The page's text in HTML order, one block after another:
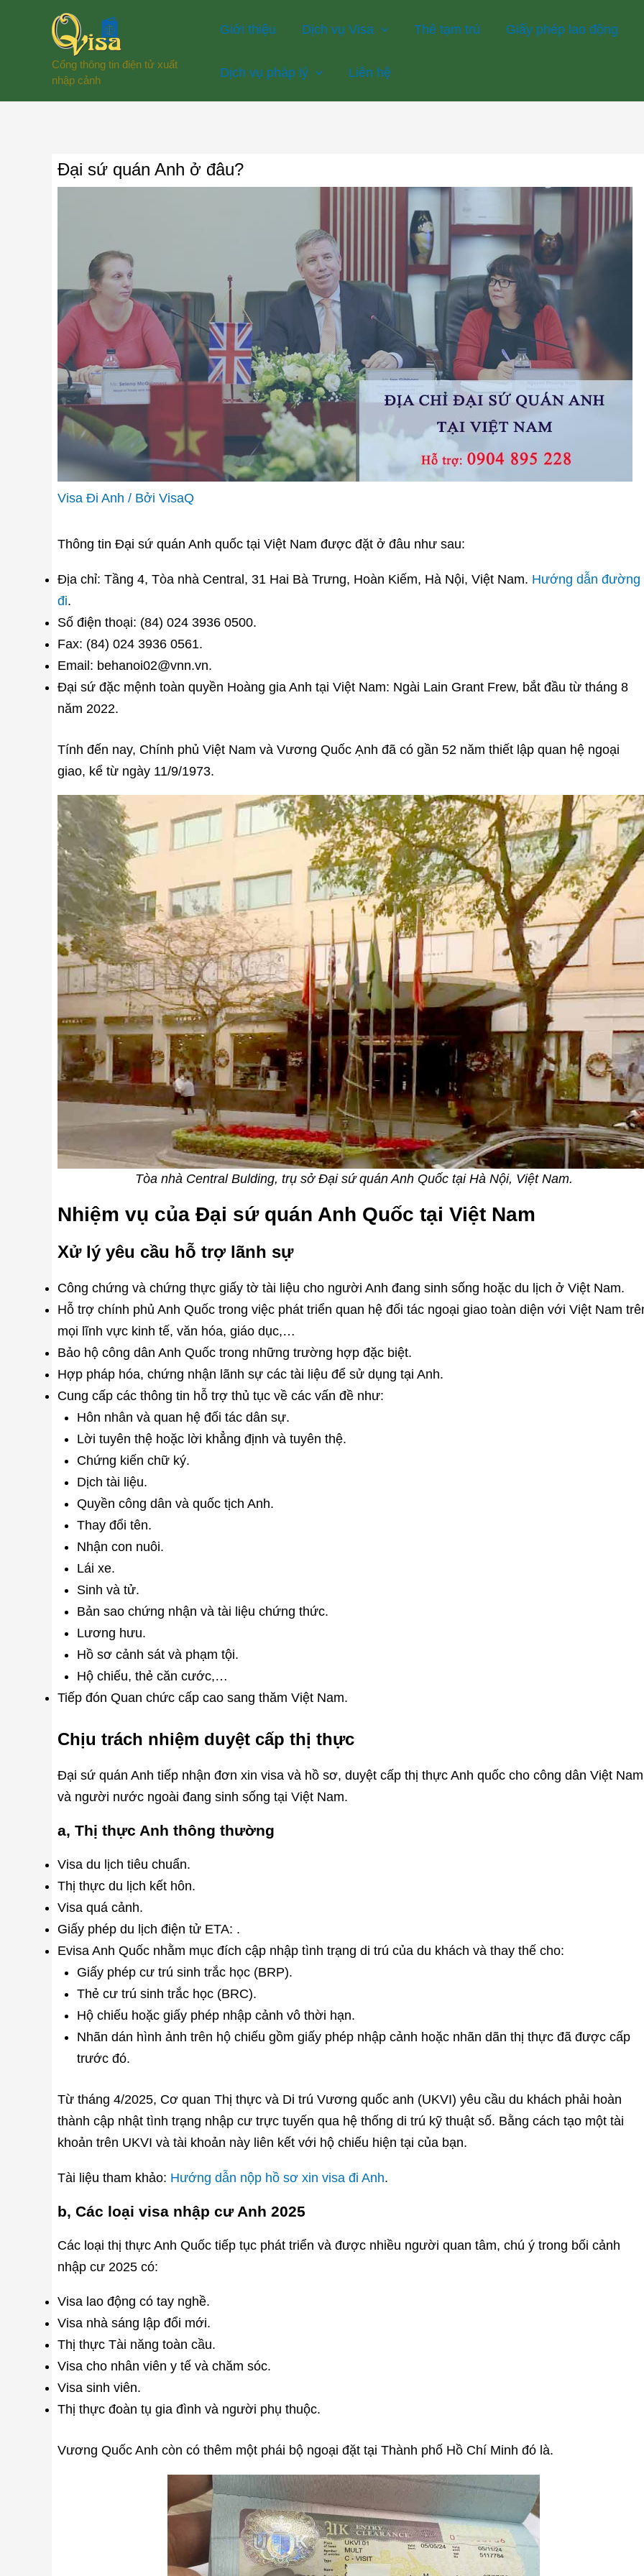
Cổng thông tin điện tử xuất
nhập cảnh
Giới thiệu Dịch vụ Visa Thẻ tạm trú Giấy phép lao động
Dịch vụ pháp lý Liên hệ
Đại sứ quán Anh ở đâu?
Visa Đi Anh / Bởi VisaQ
Thông tin Đại sứ quán Anh quốc tại Việt Nam được đặt ở đâu như sau:
Địa chỉ: Tầng 4, Tòa nhà Central, 31 Hai Bà Trưng, Hoàn Kiếm, Hà Nội, Việt Nam. Hướng dẫn đường
đi.
Số điện thoại: (84) 024 3936 0500.
Fax: (84) 024 3936 0561.
Email: behanoi02@vnn.vn.
Đại sứ đặc mệnh toàn quyền Hoàng gia Anh tại Việt Nam: Ngài Lain Grant Frew, bắt đầu từ tháng 8
năm 2022.
Tính đến nay, Chính phủ Việt Nam và Vương Quốc Ạnh đã có gần 52 năm thiết lập quan hệ ngoại
giao, kể từ ngày 11/9/1973.
Tòa nhà Central Bulding, trụ sở Đại sứ quán Anh Quốc tại Hà Nội, Việt Nam.
Nhiệm vụ của Đại sứ quán Anh Quốc tại Việt Nam
Xử lý yêu cầu hỗ trợ lãnh sự
Công chứng và chứng thực giấy tờ tài liệu cho người Anh đang sinh sống hoặc du lịch ở Việt Nam.
Hỗ trợ chính phủ Anh Quốc trong việc phát triển quan hệ đối tác ngoại giao toàn diện với Việt Nam
mọi lĩnh vực kinh tế, văn hóa, giáo dục,…
Bảo hộ công dân Anh Quốc trong những trường hợp đặc biệt.
Hợp pháp hóa, chứng nhận lãnh sự các tài liệu để sử dụng tại Anh.
Cung cấp các thông tin hỗ trợ thủ tục về các vấn đề như:
Hôn nhân và quan hệ đối tác dân sự.
Lời tuyên thệ hoặc lời khẳng định và tuyên thệ.
Chứng kiến chữ ký.
Dịch tài liệu.
Quyền công dân và quốc tịch Anh.
Thay đổi tên.
Nhận con nuôi.
Lái xe.
Sinh và tử.
Bản sao chứng nhận và tài liệu chứng thức.
Lương hưu.
Hồ sơ cảnh sát và phạm tội.
Hộ chiếu, thẻ căn cước,…
Tiếp đón Quan chức cấp cao sang thăm Việt Nam.
Chịu trách nhiệm duyệt cấp thị thực
Đại sứ quán Anh tiếp nhận đơn xin visa và hồ sơ, duyệt cấp thị thực Anh quốc cho công dân Việt Nam
và người nước ngoài đang sinh sống tại Việt Nam.
a, Thị thực Anh thông thường
Visa du lịch tiêu chuẩn.
Thị thực du lịch kết hôn.
Visa quá cảnh.
Giấy phép du lịch điện tử ETA: .
Evisa Anh Quốc nhằm mục đích cập nhập tình trạng di trú của du khách và thay thế cho:
Giấy phép cư trú sinh trắc học (BRP).
Thẻ cư trú sinh trắc học (BRC).
Hộ chiếu hoặc giấy phép nhập cảnh vô thời hạn.
Nhãn dán hình ảnh trên hộ chiếu gồm giấy phép nhập cảnh hoặc nhãn dãn thị thực đã được cấp
trước đó.
Từ tháng 4/2025, Cơ quan Thị thực và Di trú Vương quốc anh (UKVI) yêu cầu du khách phải hoàn
thành cập nhật tình trạng nhập cư trực tuyến qua hệ thống di trú kỹ thuật số. Bằng cách tạo một tài
khoản trên UKVI và tài khoản này liên kết với hộ chiếu hiện tại của bạn.
Tài liệu tham khảo: Hướng dẫn nộp hồ sơ xin visa đi Anh.
b, Các loại visa nhập cư Anh 2025
Các loại thị thực Anh Quốc tiếp tục phát triển và được nhiều người quan tâm, chú ý trong bối cảnh
nhập cư 2025 có:
Visa lao động có tay nghề.
Visa nhà sáng lập đổi mới.
Thị thực Tài năng toàn cầu.
Visa cho nhân viên y tế và chăm sóc.
Visa sinh viên.
Thị thực đoàn tụ gia đình và người phụ thuộc.
Vương Quốc Anh còn có thêm một phái bộ ngoại đặt tại Thành phố Hồ Chí Minh đó là.